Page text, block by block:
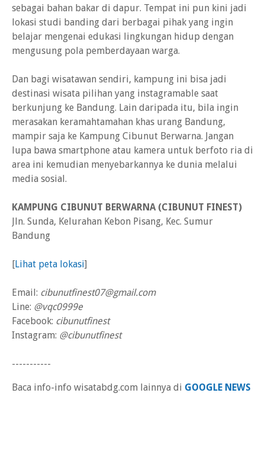
sebagai bahan bakar di dapur. Tempat ini pun kini jadi
lokasi studi banding dari berbagai pihak yang ingin
belajar mengenai edukasi lingkungan hidup dengan
mengusung pola pemberdayaan warga.
Dan bagi wisatawan sendiri, kampung ini bisa jadi
destinasi wisata pilihan yang instagramable saat
berkunjung ke Bandung. Lain daripada itu, bila ingin
merasakan keramahtamahan khas urang Bandung,
mampir saja ke Kampung Cibunut Berwarna. Jangan
lupa bawa smartphone atau kamera untuk berfoto ria di
area ini kemudian menyebarkannya ke dunia melalui
media sosial.
KAMPUNG CIBUNUT BERWARNA (CIBUNUT FINEST)
Jln. Sunda, Kelurahan Kebon Pisang, Kec. Sumur
Bandung
[Lihat peta lokasi]
Email: cibunutfinest07@gmail.com
Line: @vqc0999e
Facebook: cibunutfinest
Instagram: @cibunutfinest
-----------
Baca info-info wisatabdg.com lainnya di GOOGLE NEWS